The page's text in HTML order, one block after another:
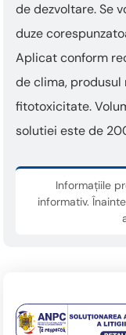
de dezvoltare. Se
duze
Aplicat conform
de clima, produsul
fitotoxicitate.
solutiei este de
Informațiile
informativ.